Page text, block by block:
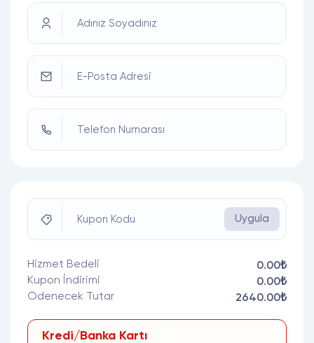
Adınız Soyadınız
E-Posta Adresi
Telefon Numarası
Kupon Kodu Uygula
Hizmet Bedeli
0.00₺
Kupon İndirimi
0.00₺
Ödenecek Tutar
2640.00₺
Kredi/Banka Kartı